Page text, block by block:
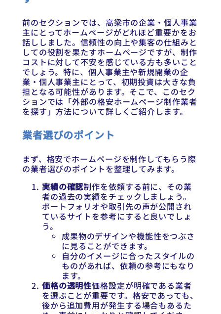
前のセクションでは、高梁市の企業・個人事業
主にとってホームページがどれほど重要かをお
話ししました。信頼性の向上や集客の仕組みと
しての役割を果たすホームページですが、制作
コストに対して不安を感じている方も多いこと
でしょう。特に、個人事業主や新規開業の企
業・個人事業主にとって、初期投資は大きな負
担となる可能性があります。そこで、このセク
ションでは「外部の格安ホームページ制作業者
を探す」方法について詳しくご紹介します。
業者選びのポイント
まず、格安でホームページを制作してもらう際
の業者選びのポイントを整理してみます。
実績の確認制作を依頼する前に、その業
者の過去の実績をチェックしましょう。
ポートフォリオや取引先の声が公開され
ているサイトを参考にすると良いでしょ
う。
成果物のデザインや機能性をつぶさ
に見ることができます。
自分のイメージに合ったスタイルの
ものがあれば、依頼の参考にもなり
ます。
価格の透明性価格設定が明確である業者
を選ぶことが重要です。格安であっても、
後から追加費用が発生する場合もあるた